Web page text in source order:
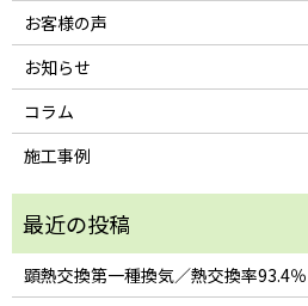
お客様の声
お知らせ
コラム
施工事例
顕熱交換第一種換気／熱交換率93.4％